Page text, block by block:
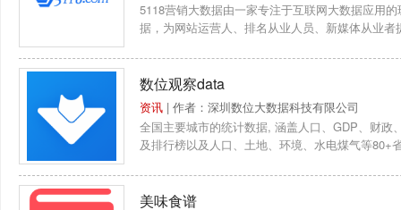
5118营销大数据由一家专注于互联网大数据应用
据，为网站运营人、排名从业人员、新媒体从业
数位观察data
资讯 | 作者：深圳数位大数据科技有限公司
全国主要城市的统计数据, 涵盖人口、GDP、财
及排行榜以及人口、土地、环境、水电煤气等80+
美味食谱